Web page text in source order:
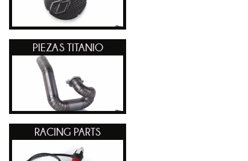
PIEZAS TITANIO
RACING PARTS